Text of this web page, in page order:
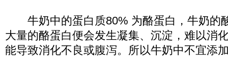
牛奶中的蛋白质80% 为酪蛋白，牛奶的
大量的酪蛋白便会发生凝集、沉淀，难以消
能导致消化不良或腹泻。所以牛奶中不宜添